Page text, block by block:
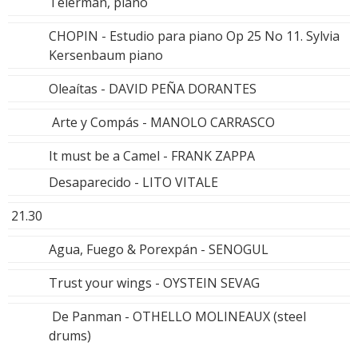
CHOPIN - Estudio para piano Op 25 No 11. Sylvia
Kersenbaum piano
Oleaítas - DAVID PEÑA DORANTES
Arte y Compás - MANOLO CARRASCO
It must be a Camel - FRANK ZAPPA
Desaparecido - LITO VITALE
21.30
Agua, Fuego & Porexpán - SENOGUL
Trust your wings - OYSTEIN SEVAG
De Panman - OTHELLO MOLINEAUX (steel
drums)